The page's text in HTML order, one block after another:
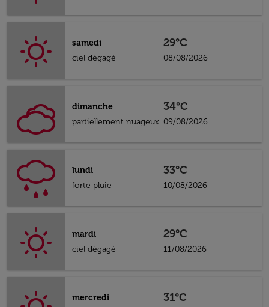
samedi
ciel dégagé
29°C
08/08/2026
dimanche
partiellement nuageux
34°C
09/08/2026
lundi
forte pluie
33°C
10/08/2026
mardi
ciel dégagé
29°C
11/08/2026
mercredi
31°C